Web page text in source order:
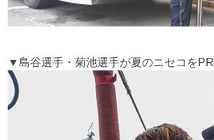
▼島谷選手・菊池選手が夏のニセコをPR